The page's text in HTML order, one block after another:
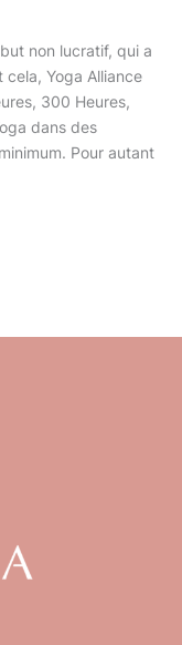
non lucratif, qui a
Yoga Alliance
300 Heures,
dans des
Pour autant